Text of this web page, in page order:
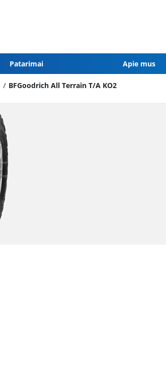
Patarimai Apie mus
BFGoodrich All Terrain T/A KO2